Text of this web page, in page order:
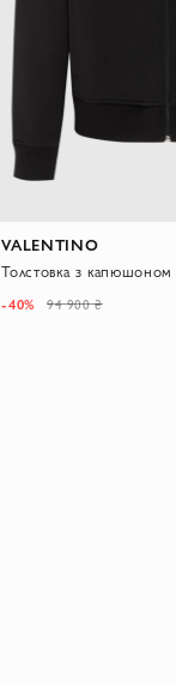
VALENTINO
-40% 94 900 ₴